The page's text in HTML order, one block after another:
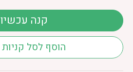
קנה עכשיו
הוסף לסל קניות